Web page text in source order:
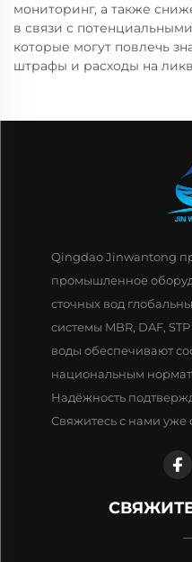
мониторинг, а также
в связи с
которые могут повлечь
штрафы и расходы на
Qingdao Jinwantong
промышленное
сточных вод
системы MBR, DAF,
воды обеспечивают
национальным
Надёжность
Свяжитесь с нами уже